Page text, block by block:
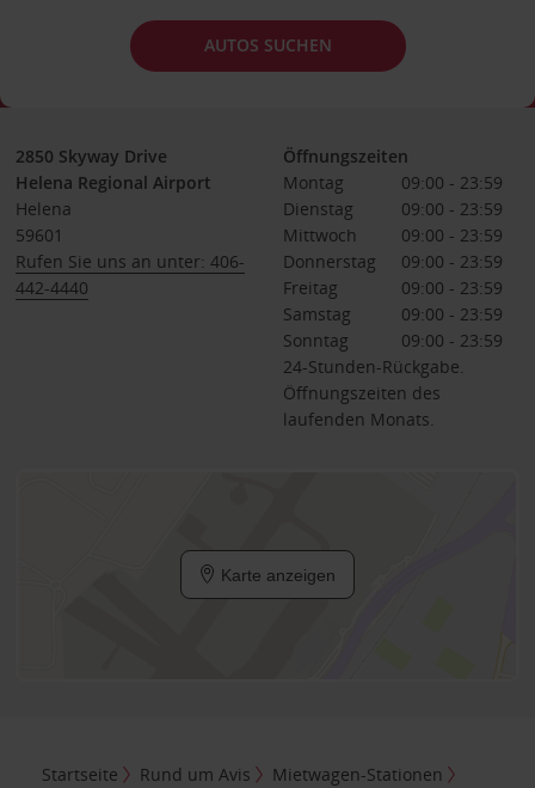
AUTOS SUCHEN
2850 Skyway Drive
Helena Regional Airport
Helena
59601
Rufen Sie uns an unter: 406-
442-4440
Öffnungszeiten
Montag
09:00 - 23:59
Dienstag
09:00 - 23:59
Mittwoch
09:00 - 23:59
Donnerstag
09:00 - 23:59
Freitag
09:00 - 23:59
Samstag
09:00 - 23:59
Sonntag
09:00 - 23:59
24-Stunden-Rückgabe.
Öffnungszeiten des
laufenden Monats.
Karte anzeigen
Startseite Rund um Avis
Mietwagen-Stationen